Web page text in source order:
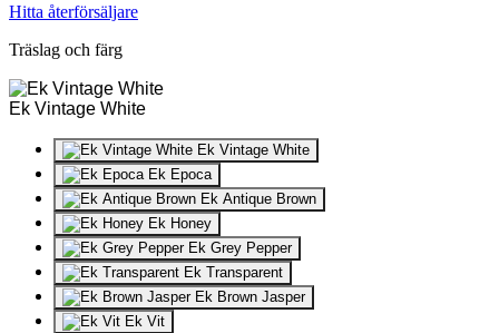
Hitta återförsäljare
Träslag och färg
Ek Vintage White
Ek Vintage White
Ek Epoca
Ek Antique Brown
Ek Honey
Ek Grey Pepper
Ek Transparent
Ek Brown Jasper
Ek Vit